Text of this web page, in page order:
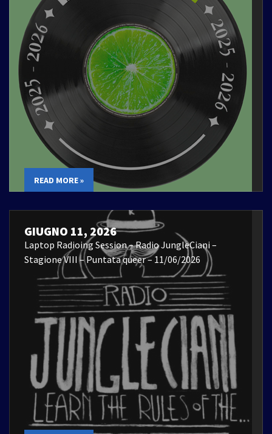
READ MORE »
GIUGNO 11, 2026
Laptop Radioing Session – Radio JungleCiani –
Stagione VIII – Puntata queer – 11/06/2026